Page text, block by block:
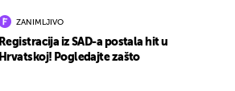
ZANIMLJIVO
Registracija iz SAD-a postala hit u
Hrvatskoj! Pogledajte zašto